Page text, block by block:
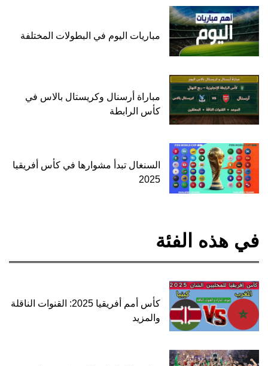
مباريات اليوم في البطولات المختلفة
مباراة أرسنال وكريستال بالاس في
كأس الرابطة
السنغال تبدأ مشوارها في كأس أفريقيا
2025
في هذه الفئة
كأس أمم أفريقيا 2025: القنوات الناقلة
والمزيد